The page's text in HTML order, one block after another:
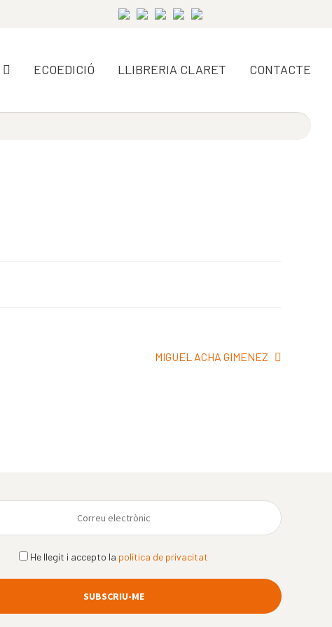
ECOEDICIÓ LLIBRERIA CLARET CONTACTE
Pròxima
MIGUEL ACHA GIMENEZ
He llegit i accepto la política de privacitat